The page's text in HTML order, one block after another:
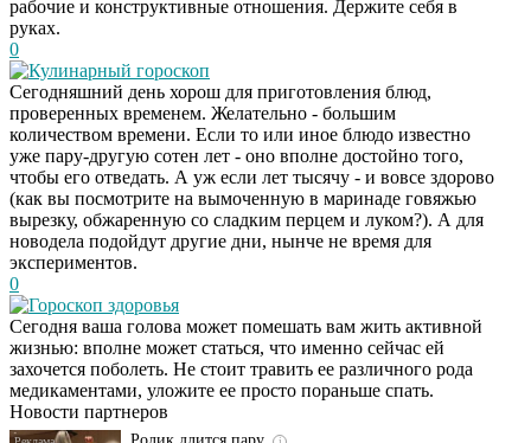
рабочие и конструктивные отношения. Держите себя в
руках.
0
Кулинарный гороскоп
Сегодняшний день хорош для приготовления блюд,
проверенных временем. Желательно - большим
количеством времени. Если то или иное блюдо известно
уже пару-другую сотен лет - оно вполне достойно того,
чтобы его отведать. А уж если лет тысячу - и вовсе здорово
(как вы посмотрите на вымоченную в маринаде говяжью
вырезку, обжаренную со сладким перцем и луком?). А для
новодела подойдут другие дни, нынче не время для
экспериментов.
0
Гороскоп здоровья
Сегодня ваша голова может помешать вам жить активной
жизнью: вполне может статься, что именно сейчас ей
захочется поболеть. Не стоит травить ее различного рода
медикаментами, уложите ее просто пораньше спать.
Новости партнеров
Этот танец невесты
оставит вас без слов!
Пересмотрела 10 раз
i
Ролик длится пару